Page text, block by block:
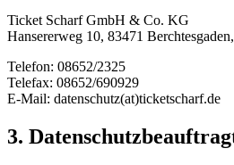
Ticket Scharf GmbH & Co. KG
Hansererweg 10, 83471
Telefon: 08652/2325
Telefax: 08652/690929
E-Mail: datenschutz(at)ticketscharf.de
3.